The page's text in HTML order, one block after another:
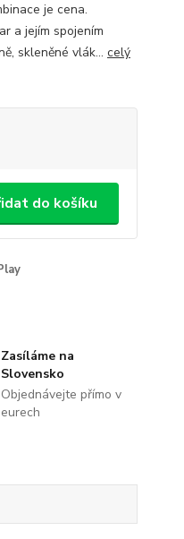
je cena.
a jejím spojením
skleněné vlák... celý
do košíku
Zasíláme na
Slovensko
Objednávejte přímo v
eurech